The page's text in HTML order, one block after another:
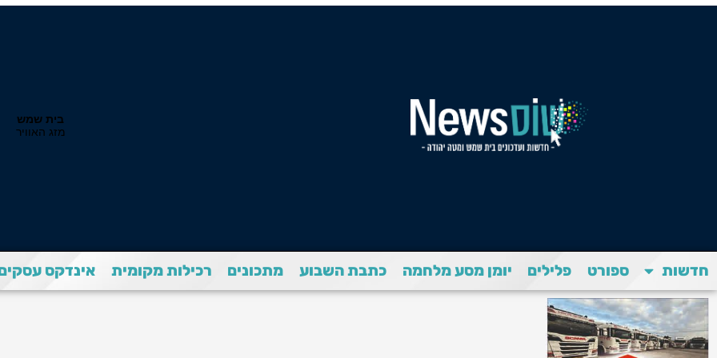
חדשות ספורט פלילים יומן מסע מלחמה כתבת השבוע מתכונים רכילות מקומית אינדקס